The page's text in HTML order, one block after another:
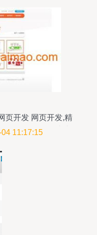
页开发 网页开发,精
开发 网页开发生产
11:17:15